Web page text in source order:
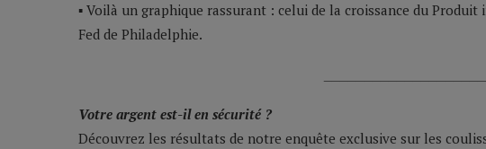
▪ Voilà un graphique rassurant : celui de la croissance du
Fed de Philadelphie.
Votre argent est-il en sécurité ?
Découvrez les résultats de notre enquête exclusive sur les